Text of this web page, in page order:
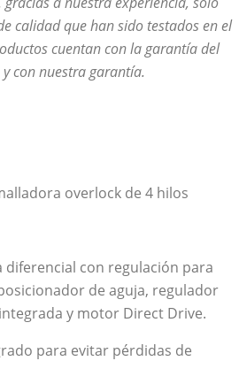
calidad que han sido testados en el
cuentan con la garantía del
con nuestra garantía.
overlock de 4 hilos
diferencial con regulación para
de aguja, regulador
y motor Direct Drive.
para evitar pérdidas de